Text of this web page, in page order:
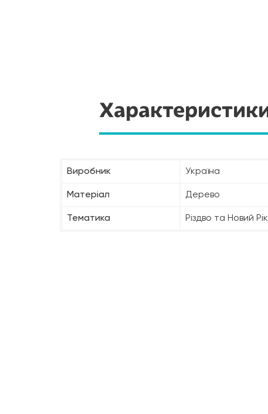
Виробник Україна
Матеріал Дерево
Тематика Різдво та Новий Рік